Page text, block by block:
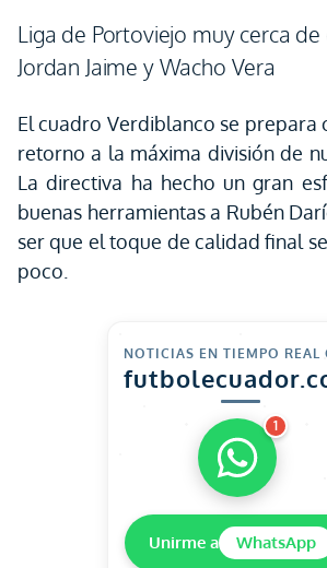
Liga de Portoviejo muy cerca
Jordan Jaime y Wacho Vera
El cuadro Verdiblanco se prepara
retorno a la máxima división de
La directiva ha hecho un gran
buenas herramientas a Rubén
ser que el toque de calidad final
poco.
NOTICIAS EN TIEMPO REAL
1
Unirme a WhatsApp